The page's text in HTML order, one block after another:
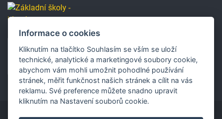
Informace o cookies
Kliknutím na tlačítko Souhlasím se vším se uloží
technické, analytické a marketingové soubory cookie,
abychom vám mohli umožnit pohodlné používání
stránek, měřit funkčnost našich stránek a cílit na vás
reklamu. Své preference můžete snadno upravit
kliknutím na Nastavení souborů cookie.